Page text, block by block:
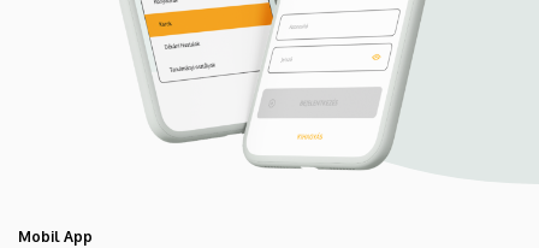
Mobil App